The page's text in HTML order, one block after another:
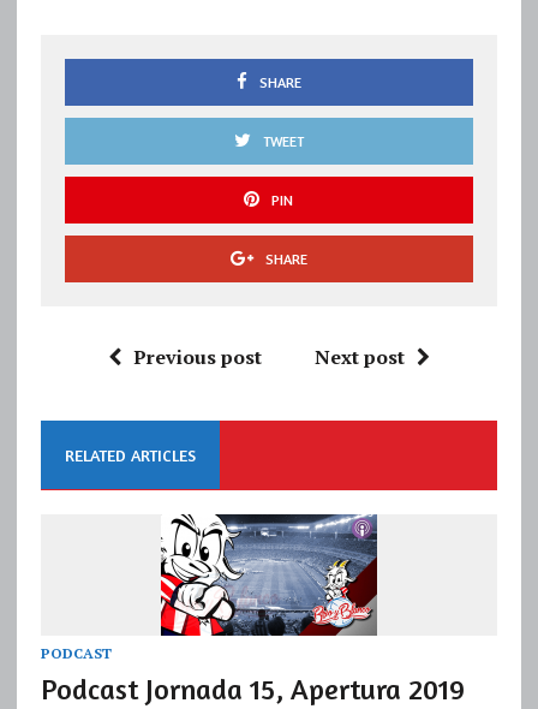
SHARE
TWEET
PIN
SHARE
Previous post Next post
RELATED ARTICLES
PODCAST
Podcast Jornada 15, Apertura 2019